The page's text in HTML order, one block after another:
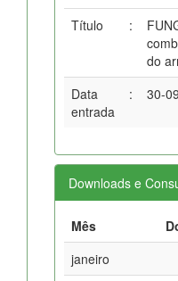
Título :
do
Data
entrada
: 30-
Downloads e
Mês
janeiro